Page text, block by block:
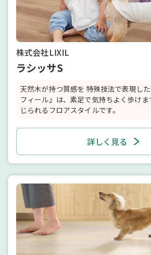
株式会社LIXIL
ラシッサS
天然木が持つ質感を 特殊技法で表現し
フィール』は、素足で気持ちよく歩け
じられるフロアスタイルです。
詳しく見る